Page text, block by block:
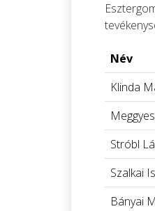
Név
Klinda
Stróbl
Szalkai
Bányai